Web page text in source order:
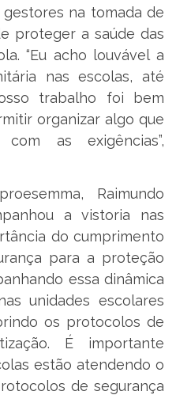
na tomada de
proteger a saúde das
“Eu acho louvável a
nas escolas, até
trabalho foi bem
organizar algo que
as exigências”,
Raimundo
a vistoria nas
do cumprimento
para a proteção
essa dinâmica
unidades escolares
os protocolos de
É importante
estão atendendo o
de segurança